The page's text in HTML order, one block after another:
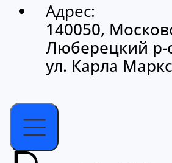
Адрес:
140050,
Люберецкий р-
ул. Карла